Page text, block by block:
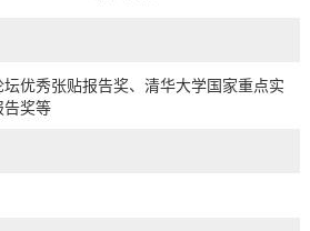
优秀张贴报告奖、清华大学国家重点实
告奖等